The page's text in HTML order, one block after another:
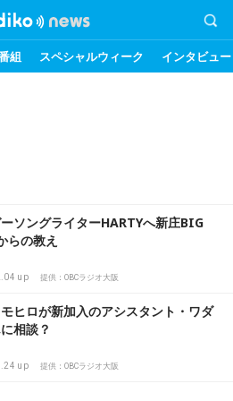
組 スペシャルウィーク インタビュー
ソングライターHARTYへ新庄BIG
らの教え
up 提供：OBCラジオ大阪
ヒロが新加入のアシスタント・ワダ
相談？
up 提供：OBCラジオ大阪